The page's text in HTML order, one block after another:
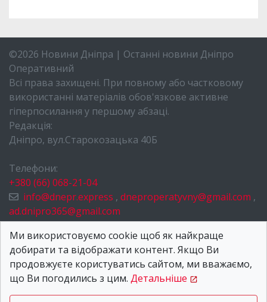
©2026 Новини Дніпра | Останні новини Дніпро
Оперативний
Всі права захищені. При повному або частковому
використанні матеріалів обов'язкове активне
гіперпосилання у першому абзаці.
Редакція:
Дніпро, вул.Старокозацька 40Б
Телефони:
+380 (66) 068-21-04
info@dnepr.express , dneproperatyvny@gmail.com ,
ad.dnipro365@gmail.com
НОВИНИ ДНІПРА
ПРО НАС
КОНТАКТИ
Ми використовуємо cookie щоб як найкраще
добирати та відображати контент. Якщо Ви
продовжуєте користуватись сайтом, ми вважаємо,
що Ви погодились з цим. Детальніше